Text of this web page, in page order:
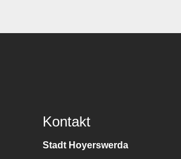
Kontakt
Stadt Hoyerswerda